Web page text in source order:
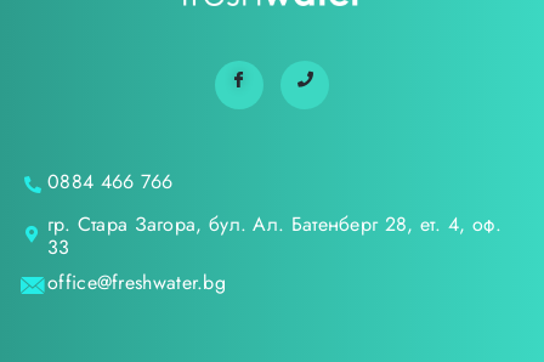
0884 466 766
гр. Стара Загора, бул. Ал. Батенберг 28, ет. 4, оф.
33
office@freshwater.bg